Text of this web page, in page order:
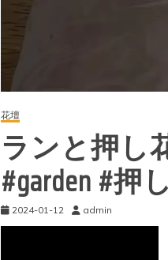
花壇
ランと押し
#garden #押
2024-01-12 admin